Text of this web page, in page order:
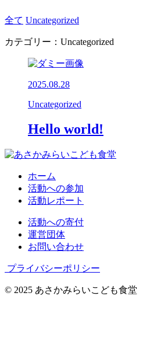
全て Uncategorized
カテゴリー：Uncategorized
2025.08.28
Uncategorized
Hello world!
ホーム
活動への参加
活動レポート
活動への寄付
運営団体
お問い合わせ
プライバシーポリシー
© 2025 あさかみらいこども食堂